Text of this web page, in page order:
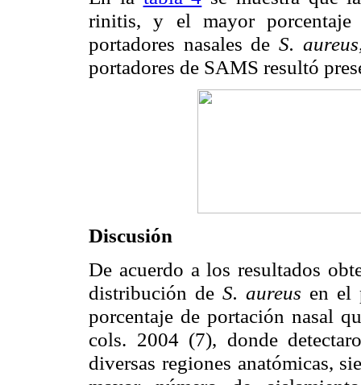
rinitis, y el mayor porcentaje
portadores nasales de S.
portadores de SAMS resultó
Discusión
De acuerdo a los resultados
distribución de S. aureus en el
porcentaje de portación nasal
cols. 2004 (7), donde
diversas regiones anatómicas,